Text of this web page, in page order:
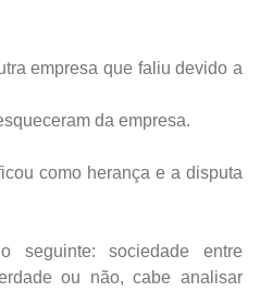
empresa que faliu devido a
da empresa.
como herança e a disputa
seguinte: sociedade entre
ou não, cabe analisar